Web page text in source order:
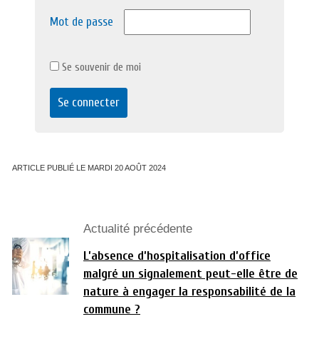
Mot de passe
Se souvenir de moi
ARTICLE PUBLIÉ LE MARDI 20 AOÛT 2024
Actualité précédente
L’absence d’hospitalisation d’office
malgré un signalement peut-elle être de
nature à engager la responsabilité de la
commune ?